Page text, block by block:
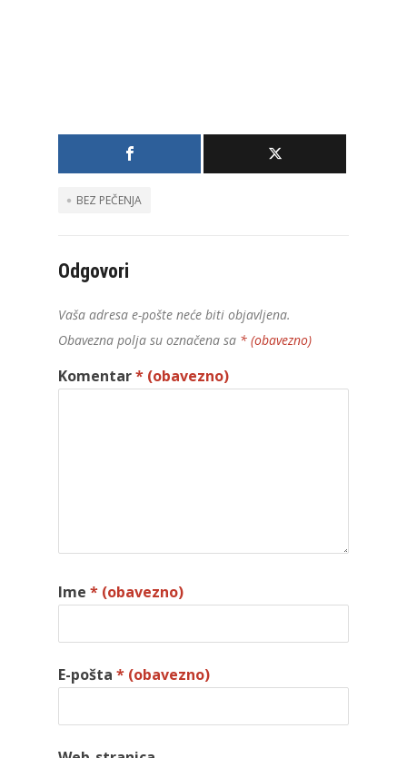
BEZ PEČENJA
Odgovori
Vaša adresa e-pošte neće biti objavljena.
Obavezna polja su označena sa * (obavezno)
Komentar* (obavezno)
Ime * (obavezno)
E-pošta * (obavezno)